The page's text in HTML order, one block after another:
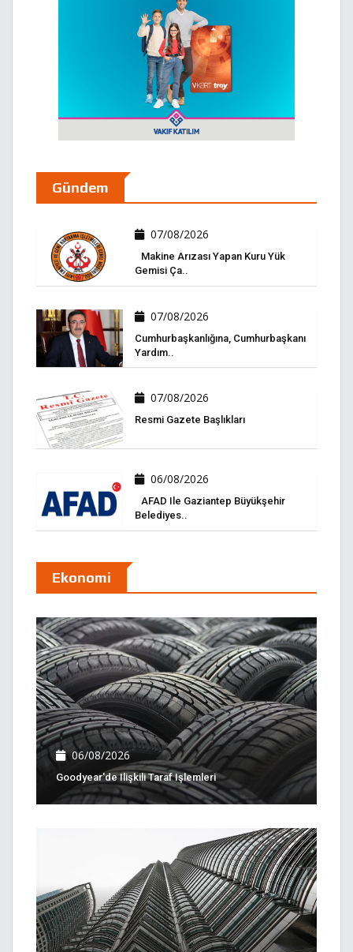
Gündem
07/08/2026
Makine Arızası Yapan Kuru Yük
Gemisi Ça..
07/08/2026
Cumhurbaşkanlığına, Cumhurbaşkanı
Yardım..
07/08/2026
Resmi Gazete Başlıkları
06/08/2026
AFAD Ile Gaziantep Büyükşehir
Belediyes..
Ekonomi
06/08/2026
Goodyear'de Ilişkili Taraf Işlemleri